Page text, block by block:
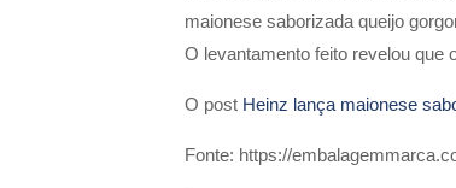
maionese saborizada queijo
O levantamento feito revelou que
O post Heinz lança maionese
Fonte: https://